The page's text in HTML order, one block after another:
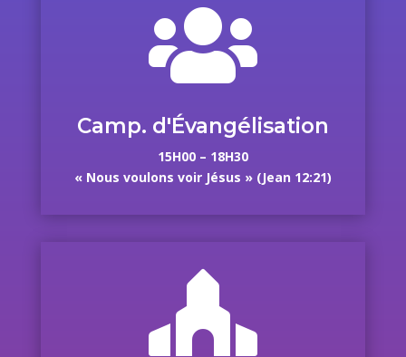

Camp. d'Évangélisation
15H00 – 18H30
« Nous voulons voir Jésus » (Jean 12:21)
